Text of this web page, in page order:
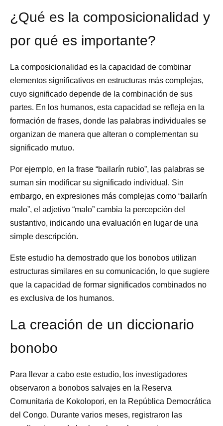
¿Qué es la composicionalidad y
por qué es importante?
La composicionalidad es la capacidad de combinar
elementos significativos en estructuras más complejas,
cuyo significado depende de la combinación de sus
partes. En los humanos, esta capacidad se refleja en la
formación de frases, donde las palabras individuales se
organizan de manera que alteran o complementan su
significado mutuo.
Por ejemplo, en la frase “bailarín rubio”, las palabras se
suman sin modificar su significado individual. Sin
embargo, en expresiones más complejas como “bailarín
malo”, el adjetivo “malo” cambia la percepción del
sustantivo, indicando una evaluación en lugar de una
simple descripción.
Este estudio ha demostrado que los bonobos utilizan
estructuras similares en su comunicación, lo que sugiere
que la capacidad de formar significados combinados no
es exclusiva de los humanos.
La creación de un diccionario
bonobo
Para llevar a cabo este estudio, los investigadores
observaron a bonobos salvajes en la Reserva
Comunitaria de Kokolopori, en la República Democrática
del Congo. Durante varios meses, registraron las